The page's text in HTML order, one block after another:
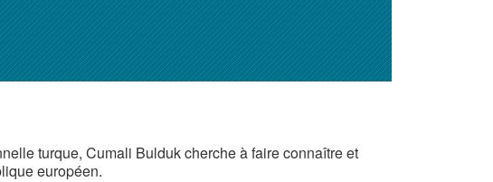
turque, Cumali Bulduk cherche à faire connaître et
européen.